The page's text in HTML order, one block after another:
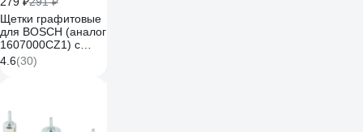
Щетки графитовые
для BOSCH (аналог
1607000CZ1) с
пружиной, 4.7x8x11
мм ПРАКТИКА 790-
4.6(30)